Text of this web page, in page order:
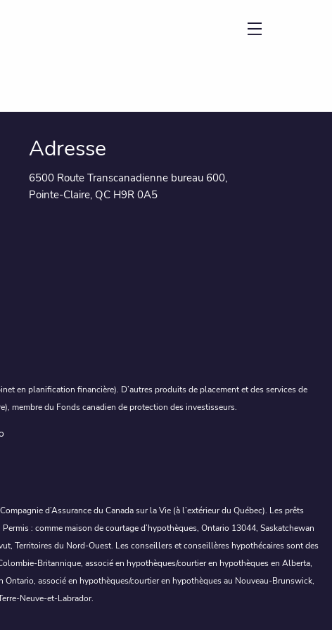
Adresse
6500 Route Transcanadienne bureau 600,
Pointe-Claire, QC H9R 0A5
en planification financière). D’autres produits de placement et des services de
membre du Fonds canadien de protection des investisseurs.
d’Assurance du Canada sur la Vie (à l’extérieur du Québec). Les prêts
: comme maison de courtage d’hypothèques, Ontario 13044, Saskatchewan
Territoires du Nord-Ouest. Les conseillers et conseillères hypothécaires sont des
Britannique, associé en hypothèques/courtier en hypothèques en Alberta,
associé en hypothèques/courtier en hypothèques au Nouveau-Brunswick,
Neuve-et-Labrador.